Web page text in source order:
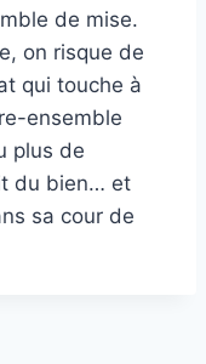
de mise.
on risque de
qui touche à
ensemble
plus de
du bien… et
sa cour de